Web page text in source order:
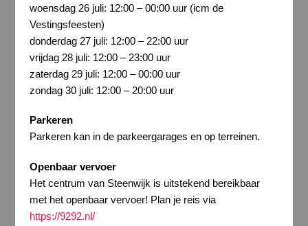
woensdag 26 juli: 12:00 – 00:00 uur (icm de
Vestingsfeesten)
donderdag 27 juli: 12:00 – 22:00 uur
vrijdag 28 juli: 12:00 – 23:00 uur
zaterdag 29 juli: 12:00 – 00:00 uur
zondag 30 juli: 12:00 – 20:00 uur
Parkeren
Parkeren kan in de parkeergarages en op terreinen.
Openbaar vervoer
Het centrum van Steenwijk is uitstekend bereikbaar
met het openbaar vervoer! Plan je reis via
https://9292.nl/